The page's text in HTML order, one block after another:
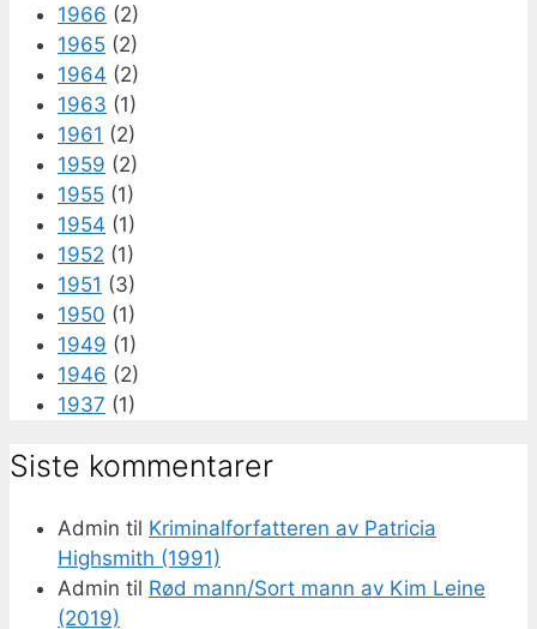
1966 (2)
1965 (2)
1964 (2)
1963 (1)
1961 (2)
1959 (2)
1955 (1)
1954 (1)
1952 (1)
1951 (3)
1950 (1)
1949 (1)
1946 (2)
1937 (1)
Siste kommentarer
Admin til Kriminalforfatteren av Patricia
Highsmith (1991)
Admin til Rød mann/Sort mann av Kim Leine
(2019)